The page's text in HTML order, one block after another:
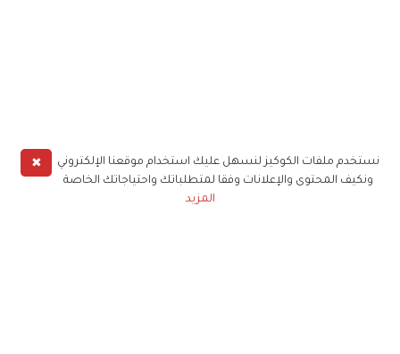
✖
نستخدم ملفات الكوكيز لنسهل عليك استخدام موقعنا الإلكتروني
ونكيف المحتوى والإعلانات وفقا لمتطلباتك واحتياجاتك الخاصة
المزيد